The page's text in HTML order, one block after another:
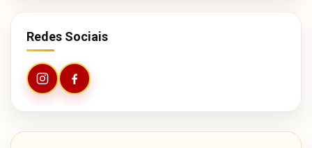
Redes Sociais